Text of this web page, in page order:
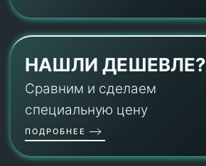
НАШЛИ ДЕШЕВЛЕ?
Сравним и сделаем
специальную цену
ПОДРОБНЕЕ